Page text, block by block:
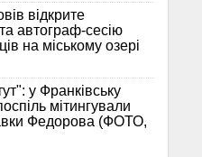
відкрите
автограф-сесію
на міському озері
у Франківську
мітингували
Федорова (ФОТО,